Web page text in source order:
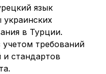
язык
в Турции.
требований
стандартов